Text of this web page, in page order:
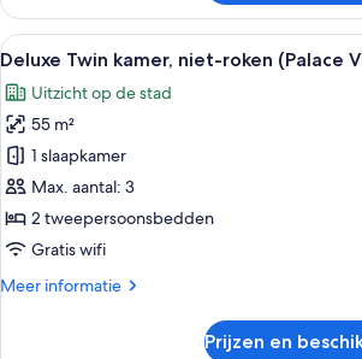
Twin
kamer,
niet-
(Palace
View)
Alle
foto's
voor
Deluxe
Twin
kamer,
niet-
roken
View,
6
Deluxe Twin kamer, niet-roken (Palace
Uitzicht op de stad
55 m²
1 slaapkamer
Max. aantal: 3
2 tweepersoonsbedden
Gratis wifi
Meer informatie
Meer
Prijzen en